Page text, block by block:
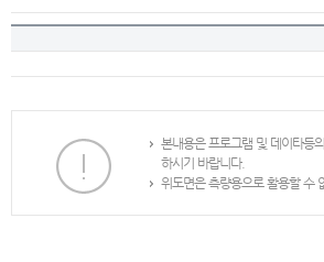
본내용은 프로그램 및 데이타등
하시기 바랍니다.
위도면은 측량용으로 활용할 수